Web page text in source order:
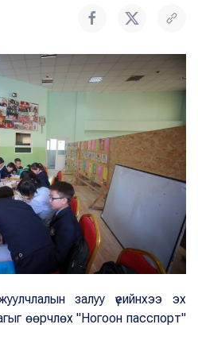
залуу үеийнхээ эх
өөрчлөх "Ногоон пасспорт"